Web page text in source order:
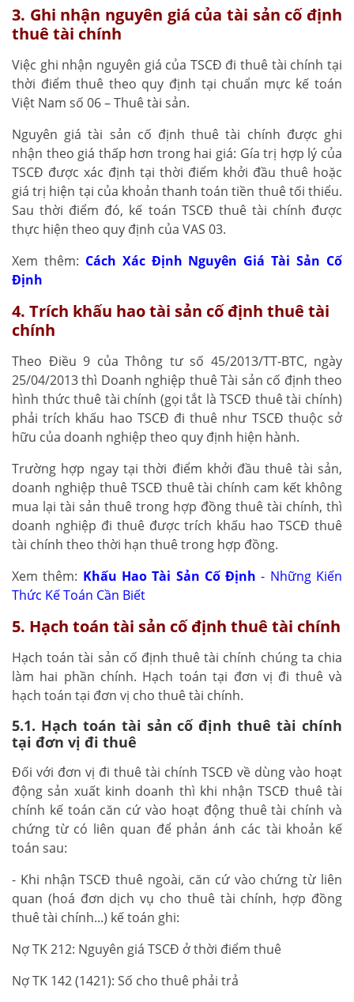
3. Ghi nhận nguyên giá của tài sản cố định
thuê tài chính
Việc ghi nhận nguyên giá của TSCĐ đi thuê tài chính tại
thời điểm thuê theo quy định tại chuẩn mực kế toán
Việt Nam số 06 – Thuê tài sản.
Nguyên giá tài sản cố định thuê tài chính được ghi
nhận theo giá thấp hơn trong hai giá: Gía trị hợp lý của
TSCĐ được xác định tại thời điểm khởi đầu thuê hoặc
giá trị hiện tại của khoản thanh toán tiền thuê tối thiểu.
Sau thời điểm đó, kế toán TSCĐ thuê tài chính được
thực hiện theo quy định của VAS 03.
Xem thêm: Cách Xác Định Nguyên Giá Tài Sản Cố
Định
4. Trích khấu hao tài sản cố định thuê tài
chính
Theo Điều 9 của Thông tư số 45/2013/TT-BTC, ngày
25/04/2013 thì Doanh nghiệp thuê Tài sản cố định theo
hình thức thuê tài chính (gọi tắt là TSCĐ thuê tài chính)
phải trích khấu hao TSCĐ đi thuê như TSCĐ thuộc sở
hữu của doanh nghiệp theo quy định hiện hành.
Trường hợp ngay tại thời điểm khởi đầu thuê tài sản,
doanh nghiệp thuê TSCĐ thuê tài chính cam kết không
mua lại tài sản thuê trong hợp đồng thuê tài chính, thì
doanh nghiệp đi thuê được trích khấu hao TSCĐ thuê
tài chính theo thời hạn thuê trong hợp đồng.
Xem thêm: Khấu Hao Tài Sản Cố Định - Những Kiến
Thức Kế Toán Cần Biết
5. Hạch toán tài sản cố định thuê tài chính
Hạch toán tài sản cố định thuê tài chính chúng ta chia
làm hai phần chính. Hạch toán tại đơn vị đi thuê và
hạch toán tại đơn vị cho thuê tài chính.
5.1. Hạch toán tài sản cố định thuê tài chính
tại đơn vị đi thuê
Đối với đơn vị đi thuê tài chính TSCĐ về dùng vào hoạt
động sản xuất kinh doanh thì khi nhận TSCĐ thuê tài
chính kế toán căn cứ vào hoạt động thuê tài chính và
chứng từ có liên quan để phản ánh các tài khoản kế
toán sau:
- Khi nhận TSCĐ thuê ngoài, căn cứ vào chứng từ liên
quan (hoá đơn dịch vụ cho thuê tài chính, hợp đồng
thuê tài chính...) kế toán ghi:
Nợ TK 212: Nguyên giá TSCĐ ở thời điểm thuê
Nợ TK 142 (1421): Số cho thuê phải trả